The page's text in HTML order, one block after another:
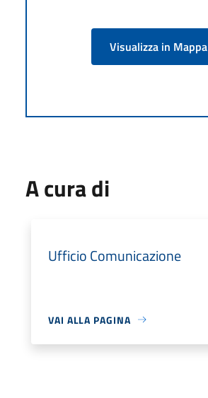
Visualizza in Mappa
A cura di
Ufficio Comunicazione
VAI ALLA PAGINA